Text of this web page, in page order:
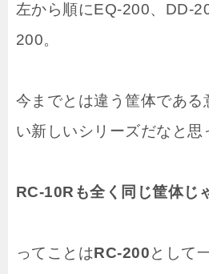
左から順にEQ-200、DD-
200。
今までとは違う筐体であ
い新しいシリーズだなと思
RC-10Rも全く同じ筐体じ
ってことはRC-200として